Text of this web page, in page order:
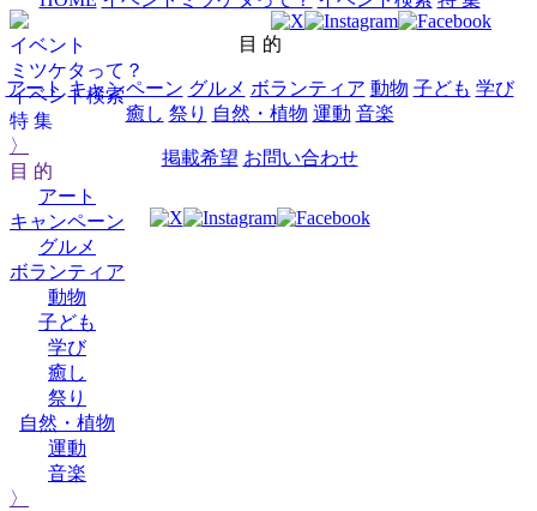
イベント
ミツケタって？
イベント検索
特 集
〉
目 的
アート
キャンペーン
グルメ
ボランティア
動物
子ども
学び
癒し
祭り
自然・植物
運動
音楽
〉
目 的
アート キャンペーン グルメ ボランティア 動物 子ども 学び
癒し 祭り 自然・植物 運動 音楽
掲載希望 お問い合わせ